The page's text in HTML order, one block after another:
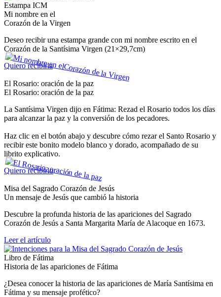
Estampa ICM
Mi nombre en el
Corazón de la Virgen
Deseo recibir una estampa grande con mi nombre escrito en el
Corazón de la Santísima Virgen (21×29,7cm)
Quiero recibirla
El Rosario: oración de la paz
El Rosario: oración de la paz
La Santísima Virgen dijo en Fátima: Rezad el Rosario todos los días
para alcanzar la paz y la conversión de los pecadores.
Haz clic en el botón abajo y descubre cómo rezar el Santo Rosario y
recibir este bonito modelo blanco y dorado, acompañado de su
librito explicativo.
Quiero recibirlo
Misa del Sagrado Corazón de Jesús
Un mensaje de Jesús que cambió la historia
Descubre la profunda historia de las apariciones del Sagrado
Corazón de Jesús a Santa Margarita María de Alacoque en 1673.
Leer el artículo
Libro de Fátima
Historia de las apariciones de Fátima
¿Desea conocer la historia de las apariciones de María Santísima en
Fátima y su mensaje profético?